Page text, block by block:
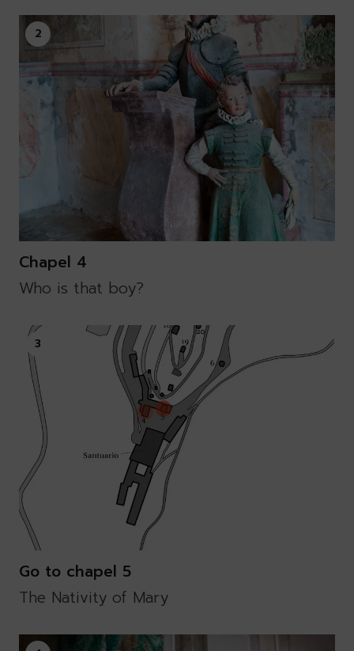
2
Chapel 4
Who is that boy?
3
Go to chapel 5
The Nativity of Mary